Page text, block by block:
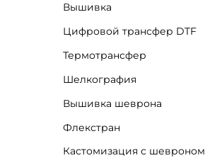
Вышивка
Цифровой трансфер DTF
Термотрансфер
Шелкография
Вышивка шеврона
Флекстран
Кастомизация с шевроном